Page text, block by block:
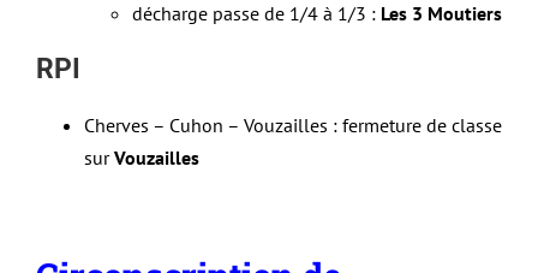
décharge passe de 1/4 à 1/3 : Les 3 Moutiers
RPI
Cherves – Cuhon – Vouzailles : fermeture de classe
surVouzailles